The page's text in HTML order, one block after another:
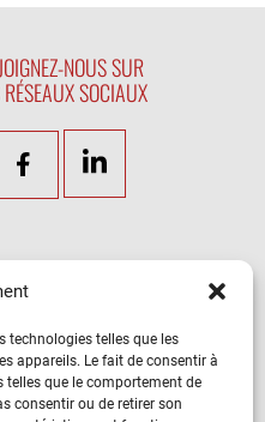
technologies telles que les
appareils. Le fait de consentir à
telles que le comportement de
consentir ou de retirer son
NOUS SUR
RÉSEAUX SOCIAUX